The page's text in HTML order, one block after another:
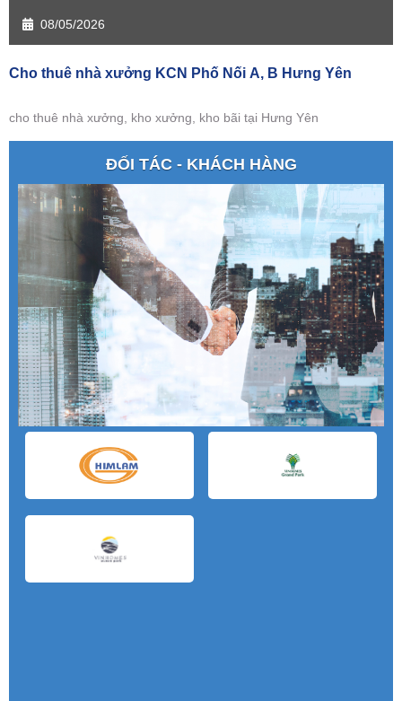
08/05/2026
Cho thuê nhà xưởng KCN Phố Nối A, B Hưng Yên
cho thuê nhà xưởng, kho xưởng, kho bãi tại Hưng Yên
ĐỐI TÁC - KHÁCH HÀNG